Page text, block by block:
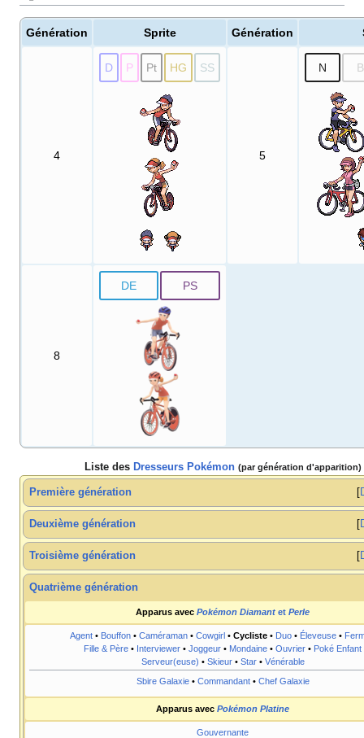
Génération Sprite Génération
4
D P Pt HG SS
5
N B
8
DE PS
Liste des Dresseurs Pokémon (par génération d'apparition)
Première génération
Deuxième génération
Troisième génération
Quatrième génération
Apparus avec Pokémon Diamant et Perle
Agent • Bouffon • Caméraman • Cowgirl • Cycliste • Duo • Éleveuse •
Fille & Père • Interviewer • Joggeur • Mondaine • Ouvrier • Poké Enfant
Serveur(euse) • Skieur• Star• Vénérable
Sbire Galaxie• Commandant• Chef Galaxie
Apparus avec Pokémon Platine
Gouvernante